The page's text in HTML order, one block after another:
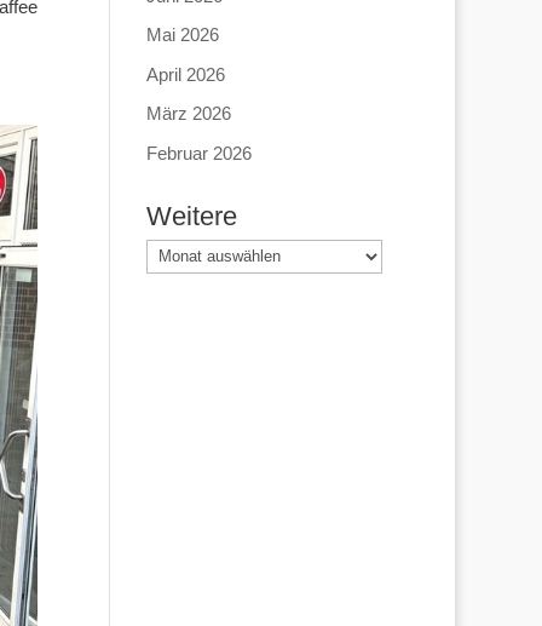
Mai 2026
April 2026
März 2026
Februar 2026
Weitere
Weitere